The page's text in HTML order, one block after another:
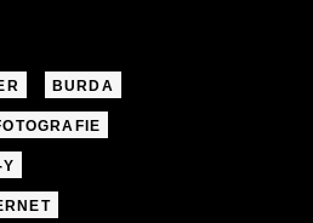
BURDA